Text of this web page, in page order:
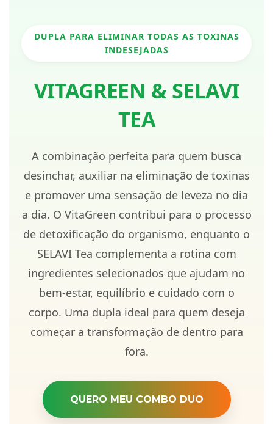
DUPLA PARA ELIMINAR TODAS AS TOXINAS
INDESEJADAS
VITAGREEN & SELAVI
TEA
A combinação perfeita para quem busca
desinchar, auxiliar na eliminação de toxinas
e promover uma sensação de leveza no dia
a dia. O VitaGreen contribui para o processo
de detoxificação do organismo, enquanto o
SELAVI Tea complementa a rotina com
ingredientes selecionados que ajudam no
bem-estar, equilíbrio e cuidado com o
corpo. Uma dupla ideal para quem deseja
começar a transformação de dentro para
fora.
QUERO MEU COMBO DUO